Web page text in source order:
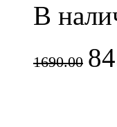
В
1690.00